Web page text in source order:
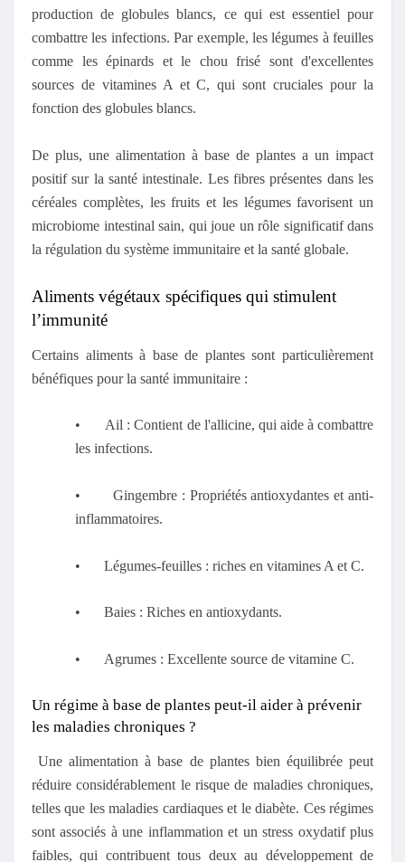
production de globules blancs, ce qui est essentiel pour
combattre les infections. Par exemple, les légumes à feuilles
comme les épinards et le chou frisé sont d'excellentes
sources de vitamines A et C, qui sont cruciales pour la
fonction des globules blancs.
De plus, une alimentation à base de plantes a un impact
positif sur la santé intestinale. Les fibres présentes dans les
céréales complètes, les fruits et les légumes favorisent un
microbiome intestinal sain, qui joue un rôle significatif dans
la régulation du système immunitaire et la santé globale.
Aliments végétaux spécifiques qui stimulent
l’immunité
Certains aliments à base de plantes sont particulièrement
bénéfiques pour la santé immunitaire :
•
Ail : Contient de l'allicine, qui aide à combattre
les infections.
•
Gingembre : Propriétés antioxydantes et anti-
inflammatoires.
• Légumes-feuilles : riches en vitamines A et C.
• Baies : Riches en antioxydants.
• Agrumes : Excellente source de vitamine C.
Un régime à base de plantes peut-il aider à prévenir
les maladies chroniques ?
Une alimentation à base de plantes bien équilibrée peut
réduire considérablement le risque de maladies chroniques,
telles que les maladies cardiaques et le diabète. Ces régimes
sont associés à une inflammation et un stress oxydatif plus
faibles, qui contribuent tous deux au développement de